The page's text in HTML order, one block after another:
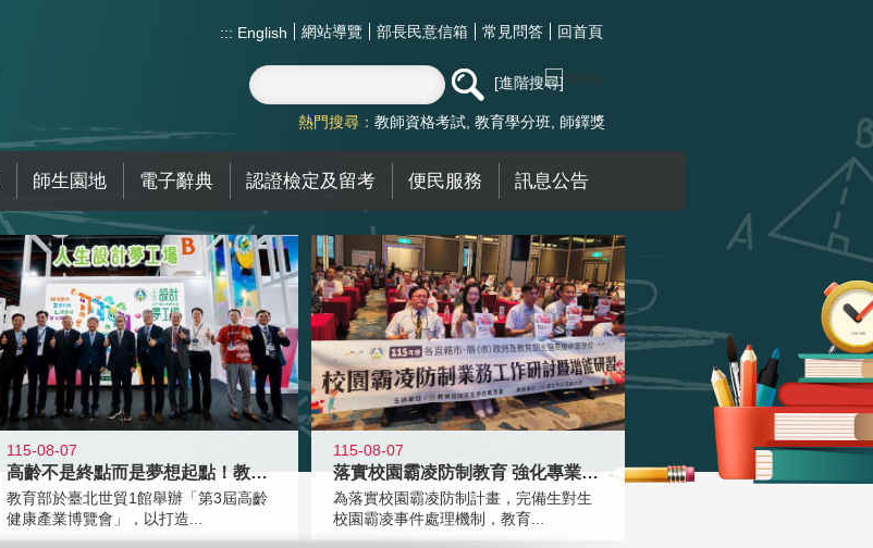
::: English 網站導覽 部長民意信箱 常見問答 回首頁
進階搜尋
熱門搜尋： 教師資格考試 教育學分班 師鐸獎
師生園地 電子辭典 認證檢定及留考 便民服務 訊息公告
115-08-07
高齡不是終點而是夢想起點！教育部打
教育部於臺北世貿1館舉辦「第3屆高齡
健康產業博覽會」，以打造...
115-08-07
落實校園霸凌防制教育 強化專業知能
為落實校園霸凌防制計畫，完備生對生
校園霸凌事件處理機制，教育...